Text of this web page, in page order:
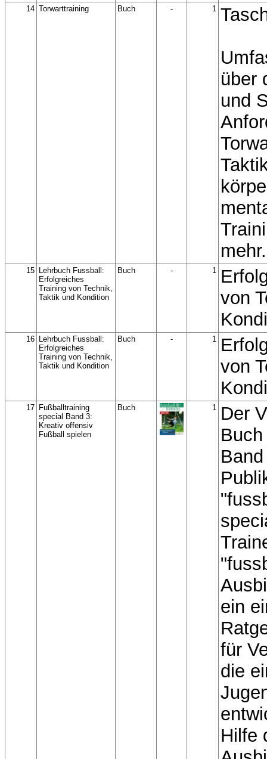
14 Torwarttraining Buch - 1
über
und
mehr.
15 Lehrbuch Fussball:
Erfolgreiches
Training von Technik,
Taktik und Kondition
Buch - 1
von
16 Lehrbuch Fussball:
Erfolgreiches
Training von Technik,
Taktik und Kondition
Buch - 1
von
17 Fußballtraining
special Band 3:
Kreativ offensiv
Fußball spielen
Buch 1 Der
Buch
ein
für
die
Hilfe